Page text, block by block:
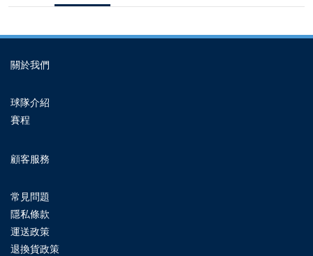
關於我們
球隊介紹
賽程
顧客服務
常見問題
隱私條款
運送政策
退換貨政策